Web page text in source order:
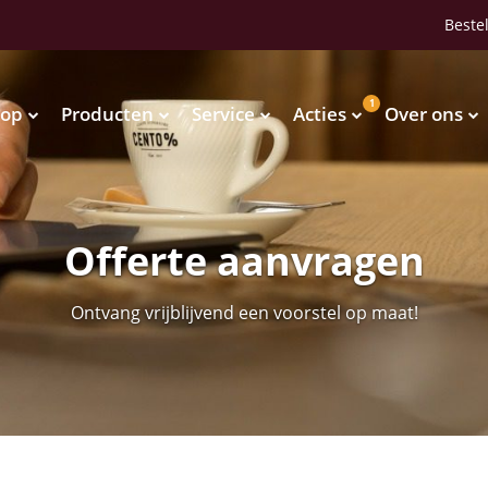
1
Waterkoelers
Waterkoelers
Vendingmachines
Vendingmachines
Producten Service Acties Over ons
Offerte aanvragen
Ontvang vrijblijvend een voorstel op maat!